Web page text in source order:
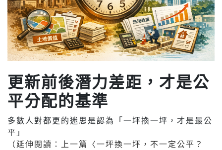
更新前後潛力差距，才是公
平分配的基準
多數人對都更的迷思是認為「一坪換一坪，才是最公
平」
（延伸閱讀：上一篇〈一坪換一坪，不一定公平？